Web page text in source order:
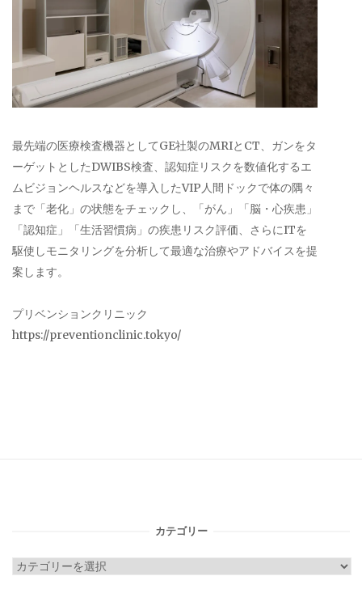
最先端の医療検査機器としてGE社製のMRIとCT、ガンをタ
ーゲットとしたDWIBS検査、認知症リスクを数値化するエ
ムビジョンヘルスなどを導入したVIP人間ドックで体の隅々
まで「老化」の状態をチェックし、「がん」「脳・心疾患」
「認知症」「生活習慣病」の疾患リスク評価、さらにITを
駆使しモニタリングを分析して最適な治療やアドバイスを提
案します。
プリベンションクリニック
https://preventionclinic.tokyo/
カテゴリー
カ